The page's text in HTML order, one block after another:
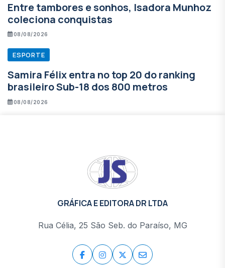
Entre tambores e sonhos, Isadora Munhoz
coleciona conquistas
08/08/2026
ESPORTE
Samira Félix entra no top 20 do ranking
brasileiro Sub-18 dos 800 metros
08/08/2026
GRÁFICA E EDITORA DR LTDA
Rua Célia, 25 São Seb. do Paraíso, MG